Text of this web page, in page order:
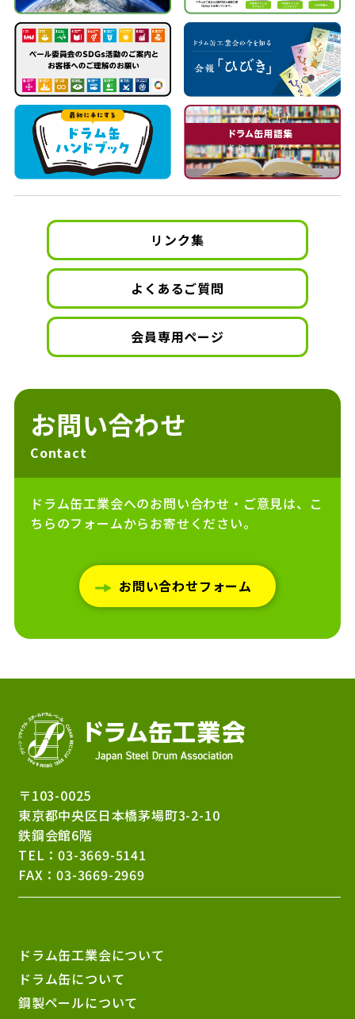
リンク集
よくあるご質問
会員専用ページ
お問い合わせ
Contact
ドラム缶工業会へのお問い合わせ・ご意見は、こ
ちらのフォームからお寄せください。
お問い合わせフォーム
〒103-0025
東京都中央区日本橋茅場町3-2-10
鉄鋼会館6階
TEL：03-3669-5141
FAX：03-3669-2969
ドラム缶工業会について
ドラム缶について
鋼製ペールについて